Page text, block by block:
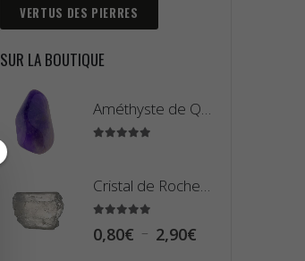
VERTUS DES PIERRES
SUR LA BOUTIQUE
Améthyste de Qualité Extra - Pierre Roulée
Cristal de Roche Madagascar Fragment de Pierre Brute
0,80€ – 2,90€